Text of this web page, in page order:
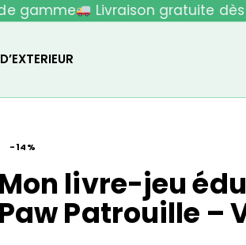
gamme Livraison gratuite dès
-14%
Mon livre-jeu
Paw Patrouille –